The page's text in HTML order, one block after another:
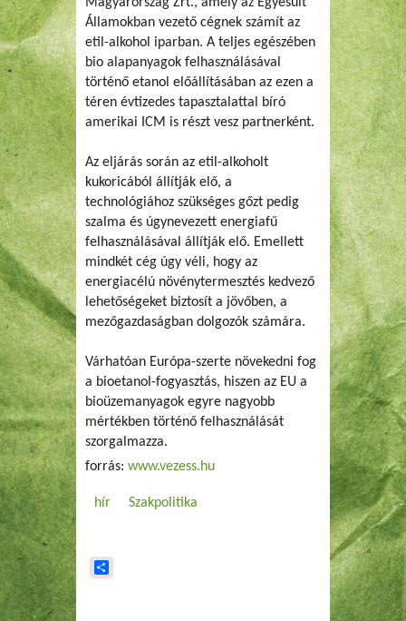
Államokban vezető cégnek számít az
etil-alkohol iparban. A teljes egészében
bio alapanyagok felhasználásával
történő etanol előállításában az ezen a
téren évtizedes tapasztalattal bíró
amerikai ICM is részt vesz partnerként.
Az eljárás során az etil-alkoholt
kukoricából állítják elő, a
technológiához szükséges gőzt pedig
szalma és úgynevezett energiafű
felhasználásával állítják elő. Emellett
mindkét cég úgy véli, hogy az
energiacélú növénytermesztés kedvező
lehetőségeket biztosít a jövőben, a
mezőgazdaságban dolgozók számára.
Várhatóan Európa-szerte növekedni fog
a bioetanol-fogyasztás, hiszen az EU a
bioüzemanyagok egyre nagyobb
mértékben történő felhasználását
szorgalmazza.
forrás: www.vezess.hu
hír Szakpolitika